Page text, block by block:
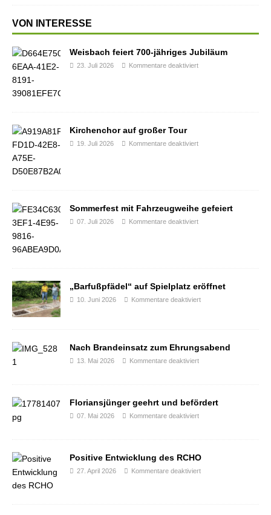
VON INTERESSE
Weisbach feiert 700-jähriges Jubiläum
23. Juli 2026 Kommentare deaktiviert
Kirchenchor auf großer Tour
19. Juli 2026 Kommentare deaktiviert
Sommerfest mit Fahrzeugweihe gefeiert
07. Juli 2026 Kommentare deaktiviert
„Barfußpfädel“ auf Spielplatz eröffnet
10. Juni 2026 Kommentare deaktiviert
Nach Brandeinsatz zum Ehrungsabend
13. Mai 2026 Kommentare deaktiviert
Floriansjünger geehrt und befördert
07. Mai 2026 Kommentare deaktiviert
Positive Entwicklung des RCHO
27. April 2026 Kommentare deaktiviert